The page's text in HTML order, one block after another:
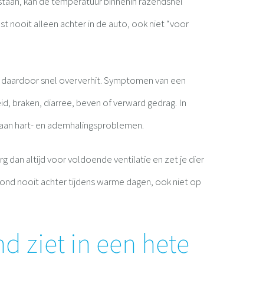
nooit alleen achter in de auto, ook niet “voor
snel oververhit. Symptomen van een
braken, diarree, beven of verward gedrag. In
hart- en ademhalingsproblemen.
dan altijd voor voldoende ventilatie en zet je dier
nooit achter tijdens warme dagen, ook niet op
ziet in een hete